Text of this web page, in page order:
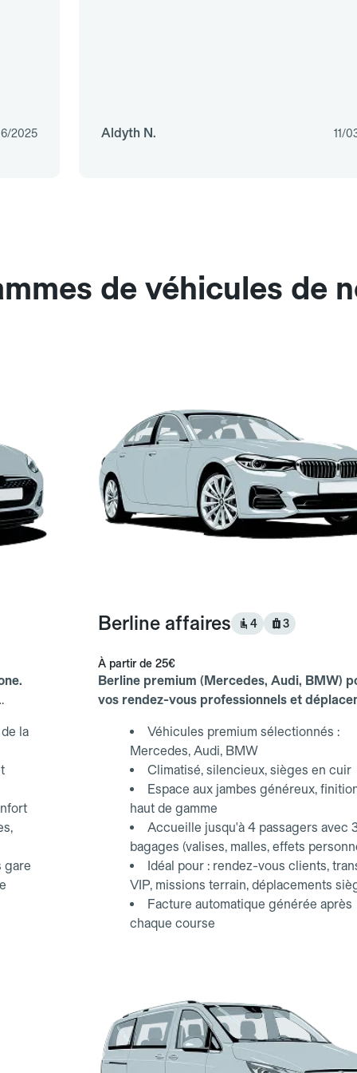
2025 Aldyth N. 11/
de véhicules de
la
gare
Berline affaires 4 3
À partir de 25€
Berline premium (Mercedes, Audi, BMW)
vos rendez-vous professionnels et
Véhicules premium sélectionnés :
Mercedes, Audi, BMW
Climatisé, silencieux, sièges en cuir
Espace aux jambes généreux,
haut de gamme
Accueille jusqu'à 4 passagers avec
bagages (valises, malles, effets
Idéal pour : rendez-vous clients,
VIP, missions terrain, déplacements
Facture automatique générée après
chaque course